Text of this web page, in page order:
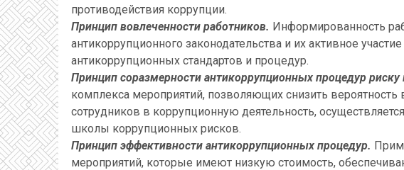
противодействия коррупции.
Принцип вовлеченности работников. Информированность
антикоррупционного законодательства и их активное
антикоррупционных стандартов и процедур.
Принцип соразмерности антикоррупционных процедур риску
комплекса мероприятий, позволяющих снизить
сотрудников в коррупционную деятельность,
школы коррупционных рисков.
Принцип эффективности антикоррупционных процедур.
мероприятий, которые имеют низкую стоимость,